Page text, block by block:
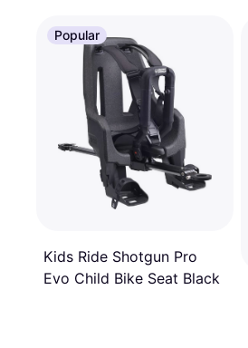
Popular
Kids Ride Shotgun Pro
Evo Child Bike Seat Black